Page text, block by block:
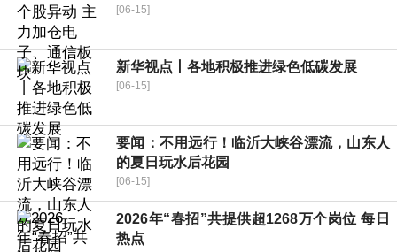
[06-15]
新华视点丨各地积极推进绿色低碳发展
[06-15]
要闻：不用远行！临沂大峡谷漂流，山东人
的夏日玩水后花园
[06-15]
2026年“春招”共提供超1268万个岗位 每日
热点